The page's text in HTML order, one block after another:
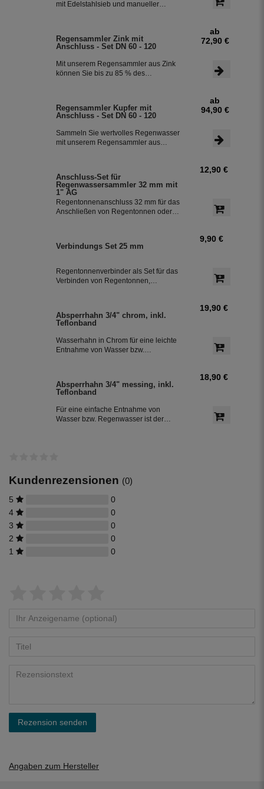
mit Edelstahlsieb und manueller
leitet zuverlässig sauberes
Regenwasser in ihre Regentonne.
Dieser Fallrohrfilter ist bereits 1000-
fach im Einsatz und wird in die ganze
Regensammler Zink mit
Anschluss - Set DN 60 - 120
Mit unserem Regensammler aus Zink
können Sie bis zu 85 % des
lässt sich durch das Schiebeteil einfach
ein- und ausbauen. Der flexible
Schlauchanschluss mit einer Länge
von 350 mm macht die Installation
besonders einfach.
ab
72,90 €
Regensammler Kupfer mit
Anschluss - Set DN 60 - 120
Sammeln Sie wertvolles Regenwasser
mit unserem Regensammler aus
installieren. Damit können Sie bis zu
85 % des anfallenden Regenwassers
sammeln und in Ihre Regentonne
leiten.
ab
94,90 €
Anschluss-Set für
Regenwassersammler 32 mm mit
1" AG
Regentonnenanschluss 32 mm für das
Anschließen von Regentonnen oder
12,90 €
Verbindungs Set 25 mm
Regentonnenverbinder als Set für das
Verbinden von Regentonnen,
9,90 €
Absperrhahn 3/4" chrom, inkl.
Teflonband
Wasserhahn in Chrom für eine leichte
Entnahme von Wasser bzw.
Montage an der Regenwassertonne.
Das Teflonband dichtete das Gewinde
des Auslaufhahn ab.
19,90 €
Absperrhahn 3/4" messing, inkl.
Teflonband
Für eine einfache Entnahme von
Wasser bzw. Regenwasser ist der
Lieferumfang enthalten.
18,90 €
Kundenrezensionen (0)
5
0
4
0
3
0
2
0
1
0
Rezension senden
Angaben zum Hersteller